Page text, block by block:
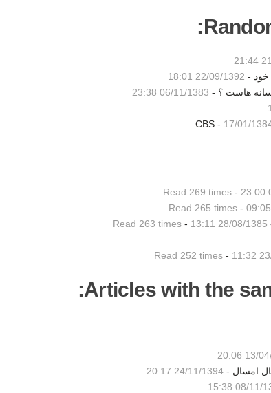
خود - 22/09/1392 18:01
هاست ؟ - 06/11/1383 23:38
17/01/
-
Read 269 times
-
Read 265 times
28/08/1385 13:11
-
Read 263 times
23/
-
Read 252 times
Articles with the
13/04/
امسال -24/11/1394 20:17
08/11/1394